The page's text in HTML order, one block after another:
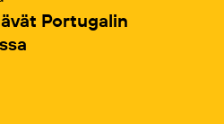
Portugalin